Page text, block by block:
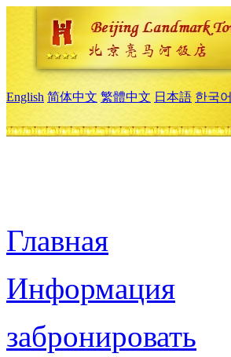
English 简体中文 繁體中文 日本語 한국어
Главная
Информация
забронировать